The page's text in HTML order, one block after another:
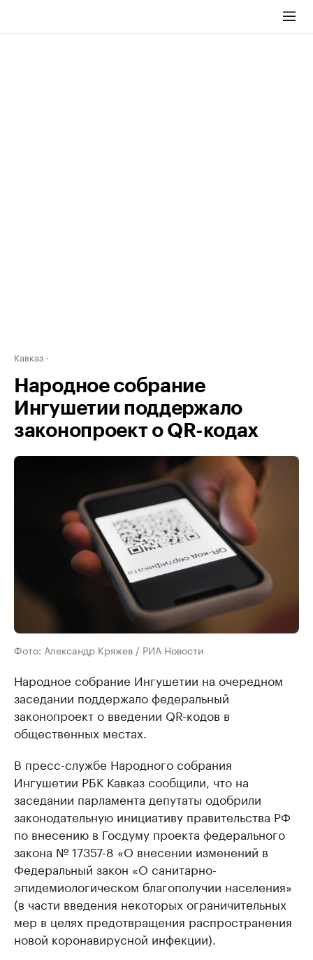
Кавказ
Народное собрание
Ингушетии поддержало
законопроект о QR-кодах
Фото: Александр Кряжев / РИА Новости
Народное собрание Ингушетии на очередном
заседании поддержало федеральный
законопроект о введении QR-кодов в
общественных местах.
В пресс-службе Народного собрания
Ингушетии РБК Кавказ сообщили, что на
заседании парламента депутаты одобрили
законодательную инициативу правительства РФ
по внесению в Госдуму проекта федерального
закона № 17357-8 «О внесении изменений в
Федеральный закон «О санитарно-
эпидемиологическом благополучии населения»
(в части введения некоторых ограничительных
мер в целях предотвращения распространения
новой коронавирусной инфекции).